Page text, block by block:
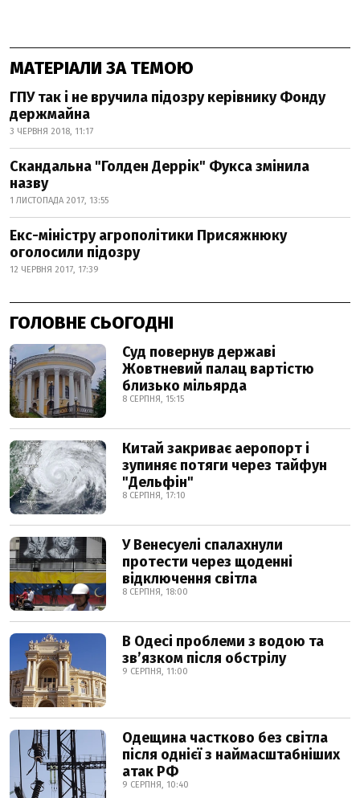
МАТЕРІАЛИ ЗА ТЕМОЮ
ГПУ так і не вручила підозру керівнику Фонду
держмайна
3 ЧЕРВНЯ 2018, 11:17
Скандальна "Голден Деррік" Фукса змінила
назву
1 ЛИСТОПАДА 2017, 13:55
Екс-міністру агрополітики Присяжнюку
оголосили підозру
12 ЧЕРВНЯ 2017, 17:39
ГОЛОВНЕ СЬОГОДНІ
Суд повернув державі
Жовтневий палац вартістю
близько мільярда
8 СЕРПНЯ, 15:15
Китай закриває аеропорт і
зупиняє потяги через тайфун
"Дельфін"
8 СЕРПНЯ, 17:10
У Венесуелі спалахнули
протести через щоденні
відключення світла
8 СЕРПНЯ, 18:00
В Одесі проблеми з водою та
звʼязком після обстрілу
9 СЕРПНЯ, 11:00
Одещина частково без світла
після однієї з наймасштабніших
атак РФ
9 СЕРПНЯ, 10:40